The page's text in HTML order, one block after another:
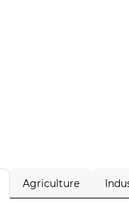
Agriculture